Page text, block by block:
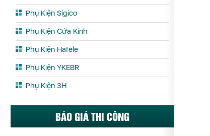
Phụ Kiện Sigico
Phụ Kiện Cửa Kính
Phụ Kiện Hafele
Phụ Kiện YKEBR
Phụ Kiện 3H
BÁO GIÁ THI CÔNG